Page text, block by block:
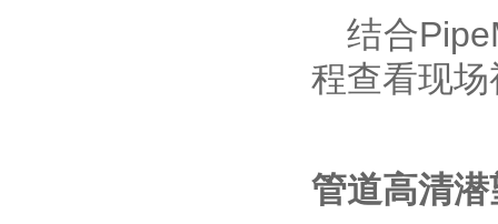
结合
程查看现
管道高清